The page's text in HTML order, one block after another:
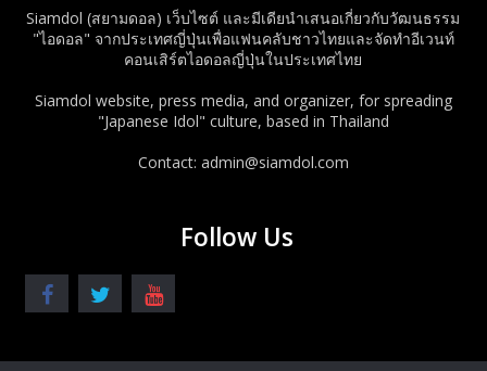
Siamdol (สยามดอล) เว็บไซต์ และมีเดียนำเสนอเกี่ยวกับวัฒนธรรม
"ไอดอล" จากประเทศญี่ปุ่นเพื่อแฟนคลับชาวไทยและจัดทำอีเวนท์
คอนเสิร์ตไอดอลญี่ปุ่นในประเทศไทย
Siamdol website, press media, and organizer, for spreading
"Japanese Idol" culture, based in Thailand
Contact: admin@siamdol.com
Follow Us